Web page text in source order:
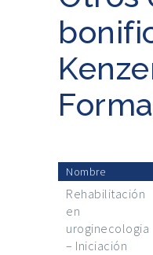
Nombre
Rehabilitación
en
uroginecologia
– Iniciación